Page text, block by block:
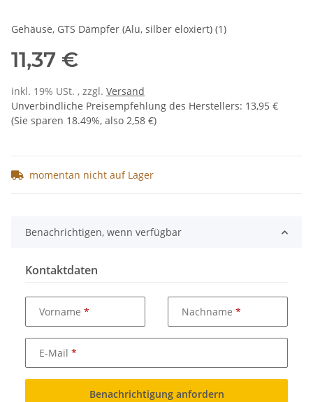
Gehäuse, GTS Dämpfer (Alu, silber eloxiert) (1)
11,37 €
inkl. 19% USt. , zzgl. Versand
Unverbindliche Preisempfehlung des Herstellers: 13,95 €
(Sie sparen 18.49%, also 2,58 €)
momentan nicht auf Lager
Benachrichtigen, wenn verfügbar
Kontaktdaten
Vorname Nachname
E-Mail
Benachrichtigung anfordern